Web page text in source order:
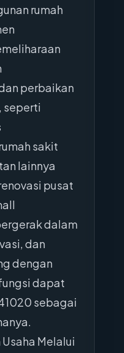
rumah
perbaikan
seperti
sakit
lainnya
pusat
dalam
dan
dengan
dapat
sebagai
Melalui